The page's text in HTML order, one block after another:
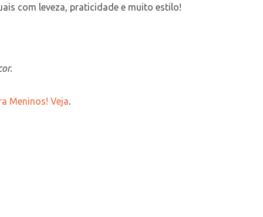
com leveza, praticidade e muito estilo!
Meninos! Veja.